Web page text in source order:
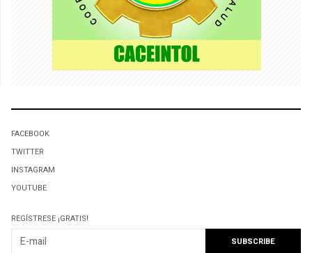
FACEBOOK
TWITTER
INSTAGRAM
YOUTUBE
REGÍSTRESE ¡GRATIS!